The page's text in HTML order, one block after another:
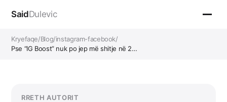
SaidDulevic
Kryefaqe/Blog/instagram-facebook/
Pse “IG Boost” nuk po jep më shitje në 2…
RRETH AUTORIT